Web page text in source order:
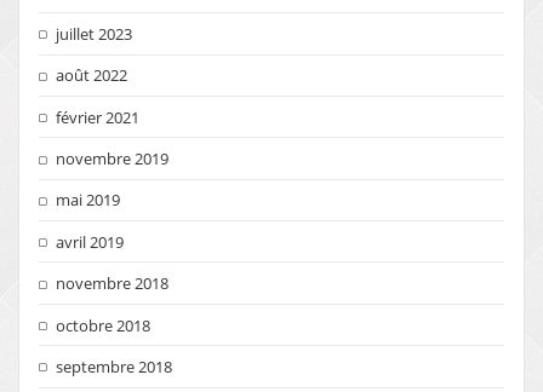
juillet 2023
août 2022
février 2021
novembre 2019
mai 2019
avril 2019
novembre 2018
octobre 2018
septembre 2018